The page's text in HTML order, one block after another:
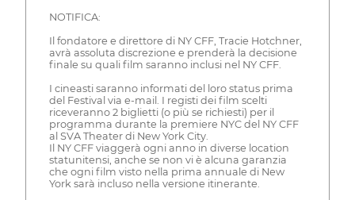
NOTIFICA:
Il fondatore e direttore di NY CFF, Tracie Hotchner,
avrà assoluta discrezione e prenderà la decisione
finale su quali film saranno inclusi nel NY CFF.
I cineasti saranno informati del loro status prima
del Festival via e-mail. I registi dei film scelti
riceveranno 2 biglietti (o più se richiesti) per il
programma durante la premiere NYC del NY CFF
al SVA Theater di New York City.
Il NY CFF viaggerà ogni anno in diverse location
statunitensi, anche se non vi è alcuna garanzia
che ogni film visto nella prima annuale di New
York sarà incluso nella versione itinerante.